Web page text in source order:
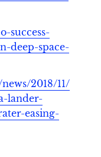
success-
deep-space-
2018/11/
lander-
easing-